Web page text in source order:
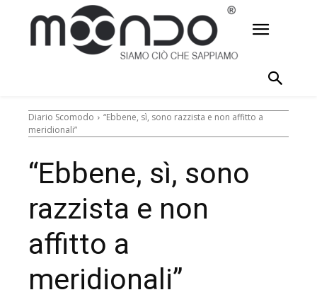
Diario Scomodo
“Ebbene, sì, sono razzista e non affitto a
meridionali”
“Ebbene, sì, sono
razzista e non
affitto a
meridionali”